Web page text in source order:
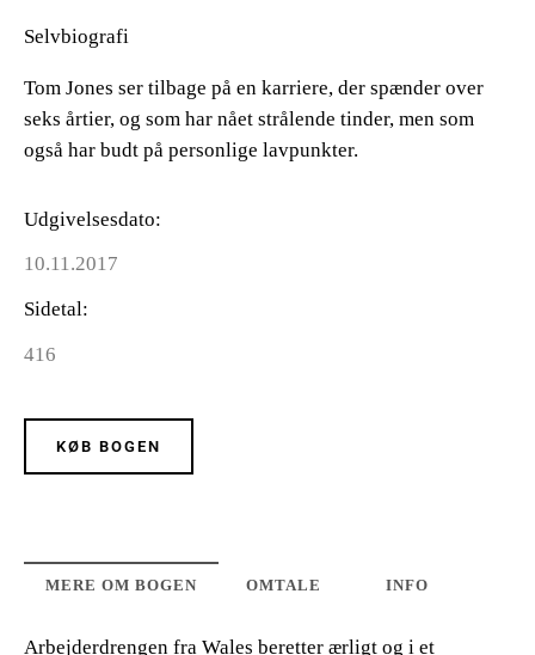
Selvbiografi
Tom Jones ser tilbage på en karriere, der spænder over
seks årtier, og som har nået strålende tinder, men som
også har budt på personlige lavpunkter.
Udgivelsesdato
10.11.2017
Sidetal
416
KØB BOGEN
MERE OM BOGEN OMTALE INFO
Arbejderdrengen fra Wales beretter ærligt og i et